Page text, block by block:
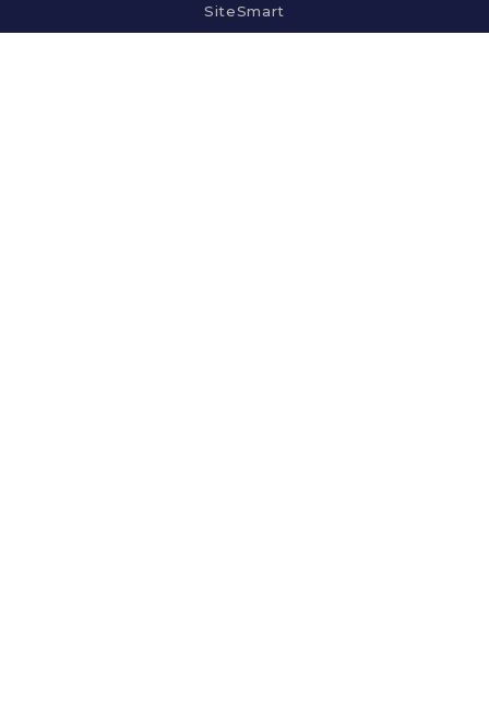
SiteSmart